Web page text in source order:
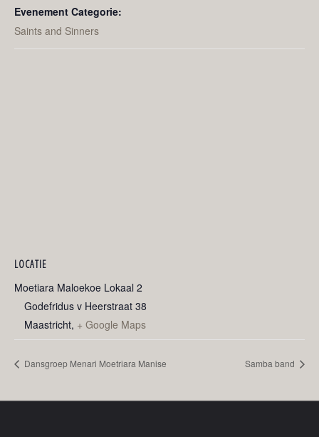
Evenement Categorie:
Saints and Sinners
LOCATIE
Moetiara Maloekoe Lokaal 2
Godefridus v Heerstraat 38
Maastricht, + Google Maps
Dansgroep Menari Moetriara Manise Samba band